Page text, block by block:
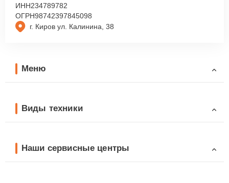
г. Киров ул. Калинина, 38
ИНН234789782
ОГРН98742397845098
Меню
Виды техники
Наши сервисные центры